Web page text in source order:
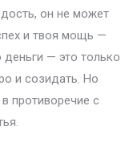
он не может
и твоя мощь —
— это только
и созидать. Но
противоречие с